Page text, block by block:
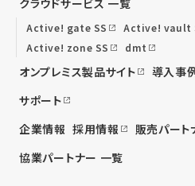
クラウドサービス 一覧
Active! gate SS Active! vault
Active! zone SS
dmt
オンプレミス製品サイト 導入事
サポート
企業情報 採用情報
販売パー
協業パートナー 一覧